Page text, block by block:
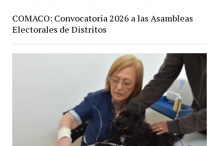
COMACO: Convocatoria 2026 a las Asambleas
Electorales de Distritos